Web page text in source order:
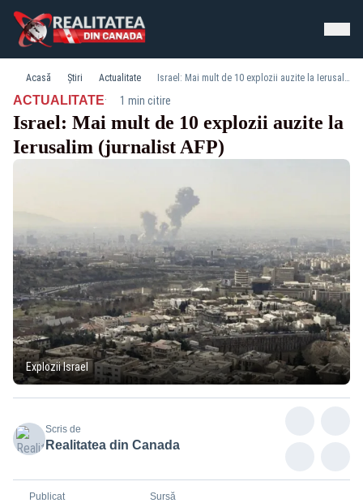
Acasă Știri Actualitate Israel: Mai mult de 10 explozii auzite la Ierusalim (jurnalist AFP)
ACTUALITATE· 1 min citire
Israel: Mai mult de 10 explozii auzite la
Ierusalim (jurnalist AFP)
Explozii Israel
Scris de
Realitatea din Canada
Publicat Sursă